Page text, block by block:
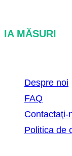
IA MĂSURI
Despre noi
FAQ
Contactaţi-
Politica de